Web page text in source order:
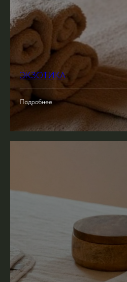
ЭКЗОТИКА
Подробнее